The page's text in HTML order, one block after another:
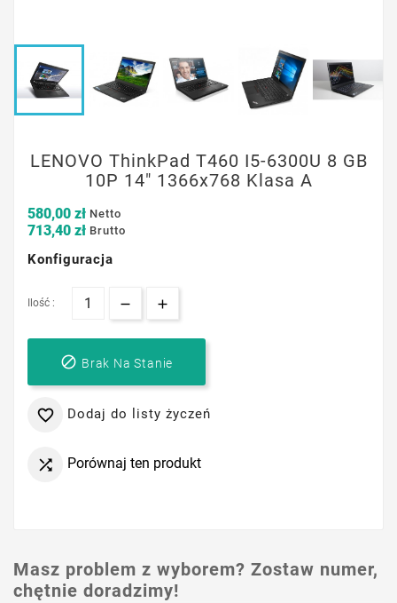
LENOVO ThinkPad T460 I5-6300U 8 GB
10P 14" 1366x768 Klasa A
580,00 zł Netto
713,40 zł Brutto
Konfiguracja
Ilość :
 Brak Na Stanie
 Dodaj do listy życzeń
 Porównaj ten produkt
Masz problem z wyborem? Zostaw numer,
chętnie doradzimy!